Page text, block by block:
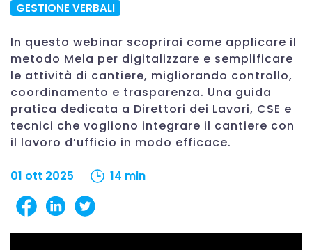
GESTIONE VERBALI
In questo webinar scoprirai come applicare il
metodo Mela per digitalizzare e semplificare
le attività di cantiere, migliorando controllo,
coordinamento e trasparenza. Una guida
pratica dedicata a Direttori dei Lavori, CSE e
tecnici che vogliono integrare il cantiere con
il lavoro d’ufficio in modo efficace.
01 ott 2025 14 min